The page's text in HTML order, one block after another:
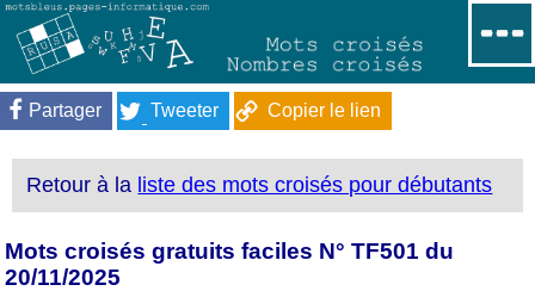
Partager Tweeter Copier le lien
Retour à la liste des mots croisés pour débutants
Mots croisés gratuits faciles N° TF501 du
20/11/2025